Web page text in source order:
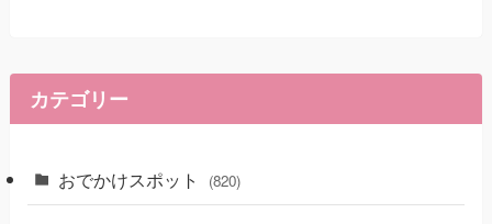
カテゴリー
おでかけスポット (820)